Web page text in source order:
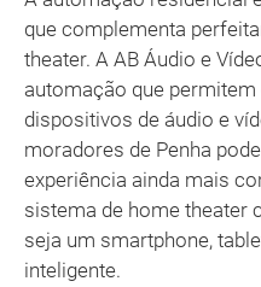
que complementa
theater. A AB Áudio e
automação que
dispositivos de áudio e
moradores de Penha
experiência ainda mais
sistema de home theater
seja um smartphone,
inteligente.